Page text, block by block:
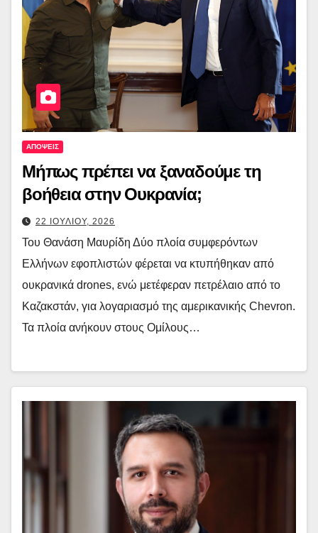
ΑΠΟΨΕΙΣ
Μήπως πρέπει να ξαναδούμε τη
βοήθεια στην Ουκρανία;
22 ΙΟΥΛΙΟΥ, 2026
Του Θανάση Μαυρίδη Δύο πλοία συμφερόντων
Ελλήνων εφοπλιστών φέρεται να κτυπήθηκαν από
ουκρανικά drones, ενώ μετέφεραν πετρέλαιο από το
Καζακστάν, για λογαριασμό της αμερικανικής Chevron.
Τα πλοία ανήκουν στους Ομίλους…